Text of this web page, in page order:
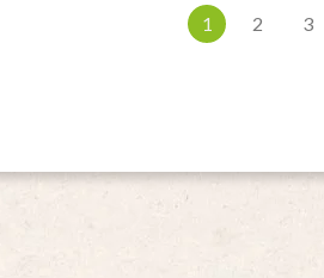
1 2 3